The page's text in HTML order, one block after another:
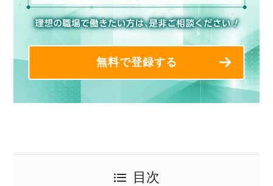
無料で登録する
目次